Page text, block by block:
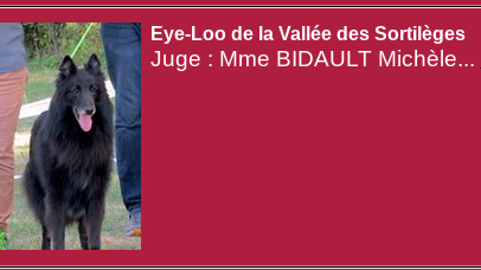
Eye-Loo de la Vallée des Sortilèges
Juge : Mme BIDAULT Michèle...